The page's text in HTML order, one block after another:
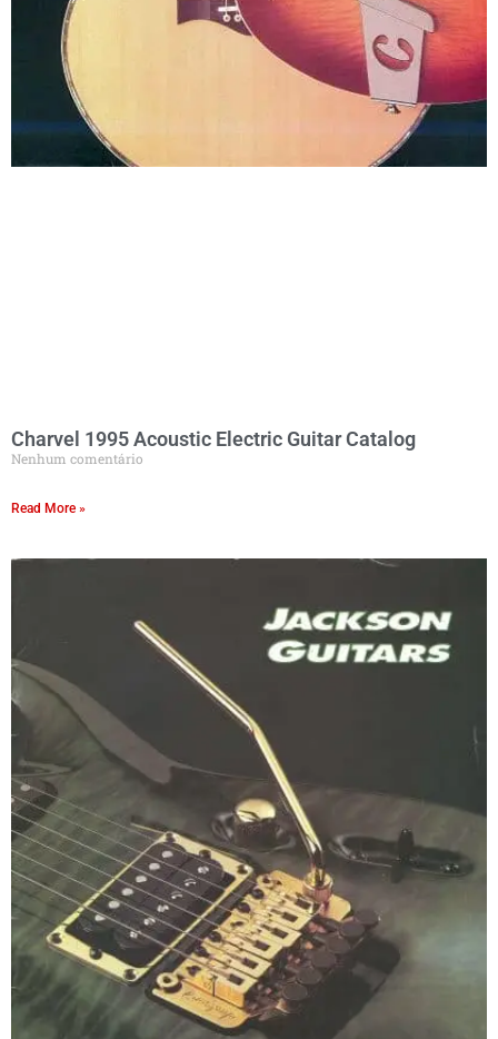
Charvel 1995 Acoustic Electric Guitar Catalog
Nenhum comentário
Read More »